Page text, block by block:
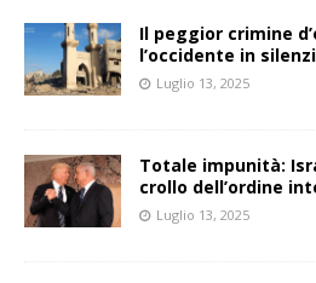
Il peggior crimine
l’occidente in
Luglio 13, 2025
Totale impunità:
crollo dell’ordine
Luglio 13, 2025